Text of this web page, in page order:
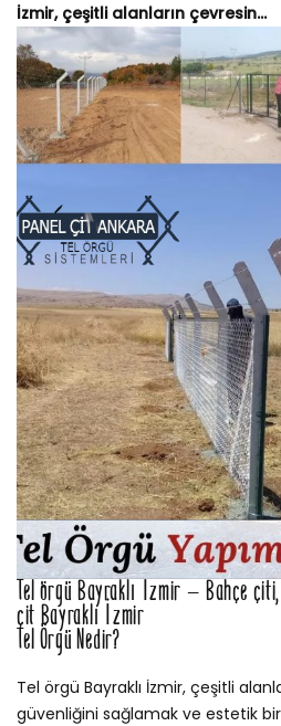
İzmir, çeşitli alanların çevresin...
Tel örgü Bayraklı İzmir – Bahçe
çit Bayraklı İzmir
Tel Örgü Nedir?
Tel örgü Bayraklı İzmir, çeşitli
güvenliğini sağlamak ve estetik